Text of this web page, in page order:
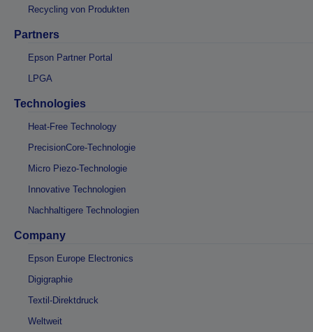
Recycling von Produkten
Partners
Epson Partner Portal
LPGA
Technologies
Heat-Free Technology
PrecisionCore-Technologie
Micro Piezo-Technologie
Innovative Technologien
Nachhaltigere Technologien
Company
Epson Europe Electronics
Digigraphie
Textil-Direktdruck
Weltweit